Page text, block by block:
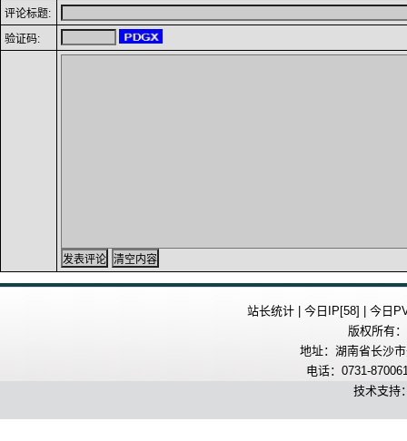
评论标题:
验证码:
站长统计 | 今日IP[58] | 今日
版权所有
地址：湖南省长沙
电话：0731-
技术支持